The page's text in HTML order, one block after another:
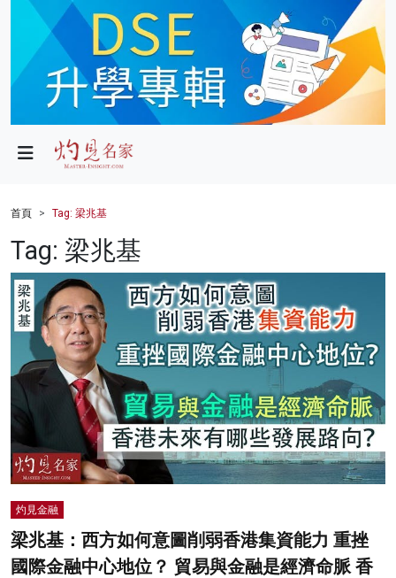
政局
財經
健康
商業
科技
影片
名家榜
灼見活動
首頁 Tag: 梁兆基
Tag: 梁兆基
灼見金融
梁兆基：西方如何意圖削弱香港集資能力 重挫
國際金融中心地位？ 貿易與金融是經濟命脈 香